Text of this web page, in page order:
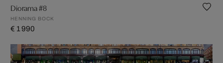
Diorama #8
HENNING BOCK
€ 1 990